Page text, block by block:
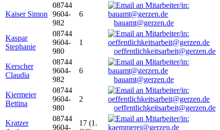
Kaiser Simon
08744
9604-
982
6
bauamt@gerzen.de
Kaspar
Stephanie
08744
9604-
980
1
oeffentlichkeitsarbeit@gerzen.de
Kerscher
Claudia
08744
9604-
982
6
bauamt@gerzen.de
Kiermeier
Bettina
08744
9604-
980
2
oeffentlichkeitsarbeit@gerzen.de
Kratzer
08744
9604-
17 (1.